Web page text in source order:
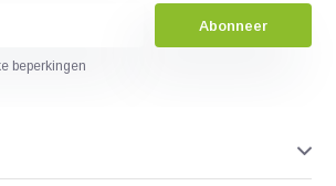
Abonneer
beperkingen